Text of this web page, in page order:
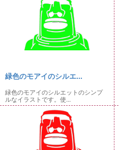
緑色のモアイのシルエ...
緑色のモアイのシルエットのシンプ
ルなイラストです。使...